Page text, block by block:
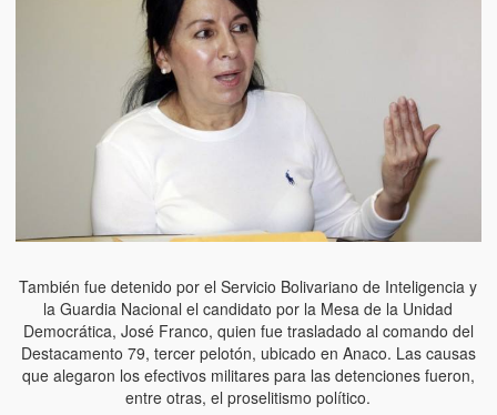
También fue detenido por el Servicio Bolivariano de Inteligencia y
la Guardia Nacional el candidato por la Mesa de la Unidad
Democrática, José Franco, quien fue trasladado al comando del
Destacamento 79, tercer pelotón, ubicado en Anaco. Las causas
que alegaron los efectivos militares para las detenciones fueron,
entre otras, el proselitismo político.